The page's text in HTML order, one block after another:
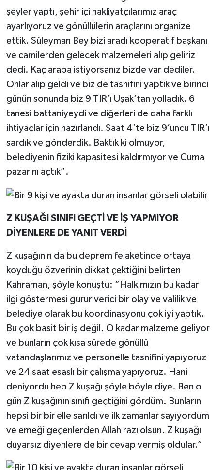
şeyler yaptı, şehir içi nakliyatçılarımız araç
ayarlıyoruz ve gönüllülerin araçlarını organize
ettik. Süleyman Bey bizi aradı kooperatif başkanı
ve camilerden gelecek malzemeleri alıp geliriz
dedi. Kaç araba istiyorsanız bizde var dediler.
Onlar alıp geldi ve biz de tasnifini yaptık ve birinci
günün sonunda biz 9 TIR’ı Uşak’tan yolladık. 6
tanesi battaniyeydi ve diğerleri de daha farklı
ihtiyaçlar için hazırlandı. Saat 4’te biz 9’uncu TIR’ı
sardık ve gönderdik. Baktık ki olmuyor,
belediyenin fiziki kapasitesi kaldırmıyor ve Cuma
pazarını açtık”.
Z KUŞAĞI SINIFI GEÇTİ VE İŞ YAPMIYOR
DİYENLERE DE YANIT VERDİ
Z kuşağının da bu deprem felaketinde ortaya
koyduğu özverinin dikkat çektiğini belirten
Kahraman, şöyle konuştu: “Halkımızın bu kadar
ilgi göstermesi gurur verici bir olay ve valilik ve
belediye olarak bu koordinasyonu çok iyi yaptık.
Bu çok basit bir iş değil. O kadar malzeme geliyor
ve bunların çok kısa sürede gönüllü
vatandaşlarımız ve personelle tasnifini yapıyoruz
ve 24 saat esaslı bir çalışma yapıyoruz. Hani
deniyordu hep Z kuşağı şöyle böyle diye. Ben o
gün Z kuşağının sınıfı geçtiğini gördüm. Bunların
hepsi bir bir elle sarıldı ve ilk zamanlar sayıyordum
ve emeği geçenlerden Allah razı olsun. Z kuşağı
duyarsız diyenlere de bir cevap vermiş oldular.”